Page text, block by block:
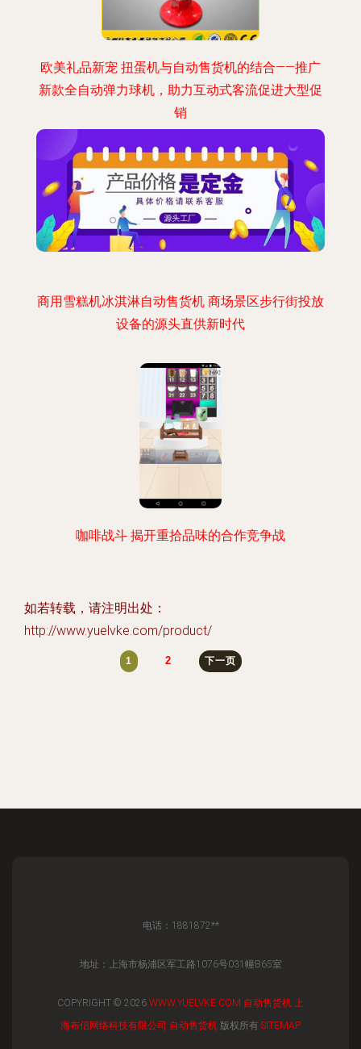
欧美礼品新宠 扭蛋机与自动售货机的结合——推广
新款全自动弹力球机，助力互动式客流促进大型促
销
商用雪糕机冰淇淋自动售货机 商场景区步行街投放
设备的源头直供新时代
咖啡战斗 揭开重拾品味的合作竞争战
如若转载，请注明出处：
http://www.yuelvke.com/product/
1 2 下一页
电话：1881872**
地址：上海市杨浦区军工路1076号031幢B65室
COPYRIGHT © 2026 WWW.YUELVKE.COM 自动售货机 上
海布侣网络科技有限公司 自动售货机 版权所有 SITEMAP